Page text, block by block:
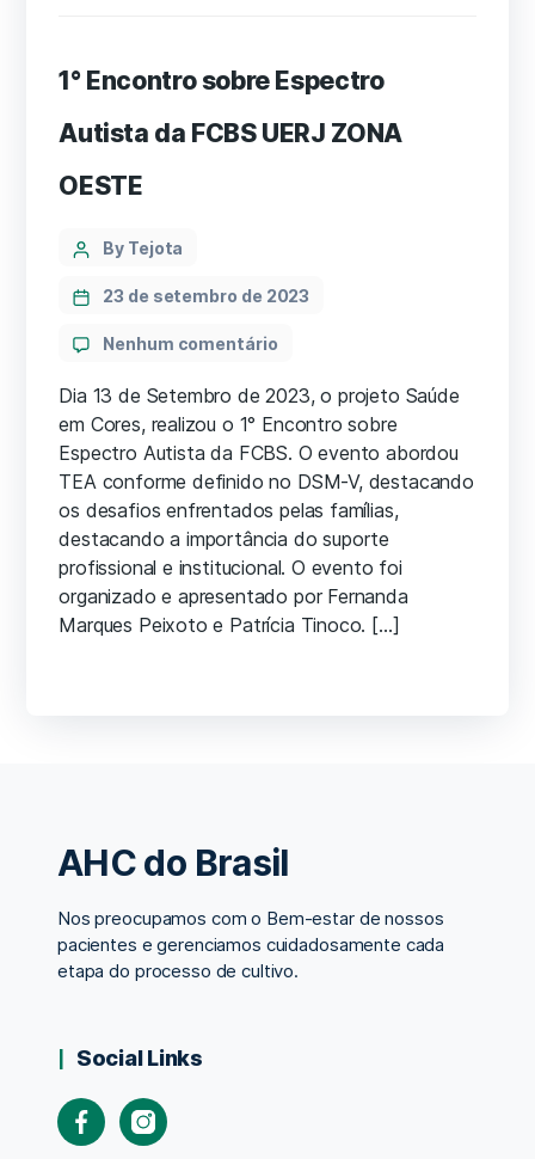
1° Encontro sobre Espectro
Autista da FCBS UERJ ZONA
OESTE
Categories
PostBy Tejota
23 de setembro de 2023
Nenhum comentárioem
Encontro
sobre
Autista
da
FCBS
UERJ
ZONA
OESTE
Dia 13 de Setembro de 2023, o projeto Saúde
em Cores, realizou o 1° Encontro sobre
Espectro Autista da FCBS. O evento abordou
TEA conforme definido no DSM-V, destacando
os desafios enfrentados pelas famílias,
destacando a importância do suporte
profissional e institucional. O evento foi
organizado e apresentado por Fernanda
Marques Peixoto e Patrícia Tinoco. […]
AHC do Brasil
Nos preocupamos com o Bem-estar de nossos
pacientes e gerenciamos cuidadosamente cada
etapa do processo de cultivo.
Social Links
FacebookInstagram